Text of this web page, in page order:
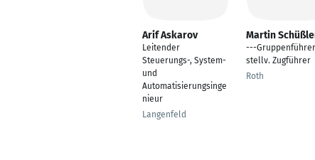
Arif Askarov
Leitender
Steuerungs-, System-
und
Automatisierungsinge
nieur
Langenfeld
Martin
---
stellv. Zugführer
Roth